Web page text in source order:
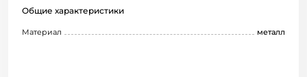
Общие характеристики
Материал металл